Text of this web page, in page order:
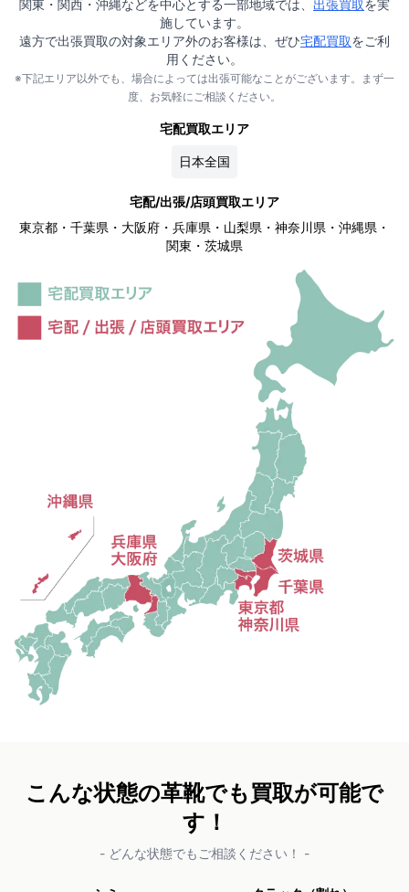
関東・関西・沖縄などを中心とする一部地域では、 出張買取を実
施しています。
遠方で出張買取の対象エリア外のお客様は、ぜひ宅配買取をご利
用ください。
※下記エリア以外でも、場合によっては出張可能なことがございます。まず一
度、お気軽にご相談ください。
宅配買取エリア
日本全国
宅配/出張/店頭買取エリア
東京都・千葉県・大阪府・兵庫県・山梨県・神奈川県・沖縄県・
関東・茨城県
こんな状態の革靴でも買取が可能で
す！
- どんな状態でもご相談ください！ -